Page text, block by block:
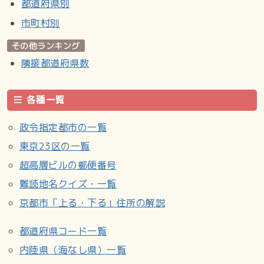
都道府県別
市町村別
その他ランキング
隣接都道府県数
各種一覧
政令指定都市の一覧
東京23区の一覧
超高層ビルの郵便番号
難読地名クイズ・一覧
京都市「上る・下る」住所の解説
都道府県コード一覧
内陸県（海なし県）一覧